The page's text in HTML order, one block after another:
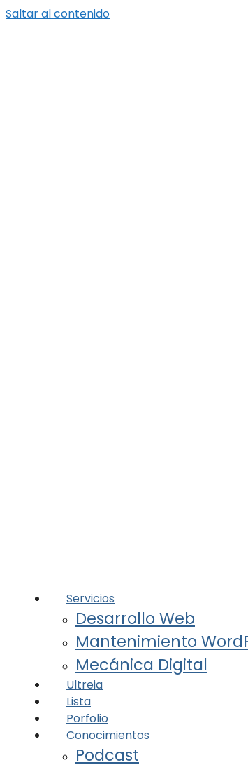
Saltar al contenido
Servicios
Desarrollo Web
Mantenimiento
Mecánica Digital
Ultreia
Lista
Porfolio
Conocimientos
Podcast